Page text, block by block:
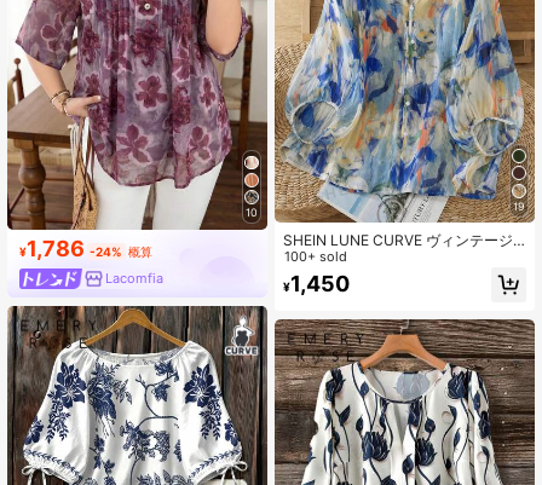
10
¥1,786 -24% 概算
Lacomfia
19
SHEIN LUNE CURVE ヴィンテージ
Vネック ランタンスリーブ バケーシ
ョンスタイル ルーズ カジュアル プ
ラスサイズ レディースブラウス
100+ sold
¥1,450